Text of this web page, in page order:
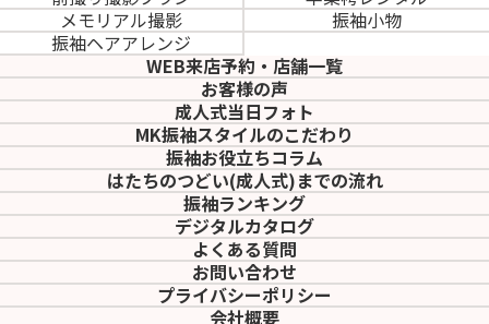
メモリアル撮影
振袖小物
振袖ヘアアレンジ
WEB来店予約・店舗一覧
お客様の声
成人式当日フォト
MK振袖スタイルのこだわり
振袖お役立ちコラム
はたちのつどい(成人式)までの流れ
振袖ランキング
デジタルカタログ
よくある質問
お問い合わせ
プライバシーポリシー
会社概要